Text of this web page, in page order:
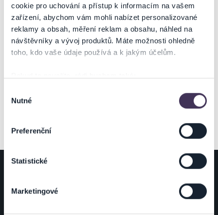
cookie pro uchování a přístup k informacím na vašem
zařízení, abychom vám mohli nabízet personalizované
reklamy a obsah, měření reklam a obsahu, náhled na
návštěvníky a vývoj produktů. Máte možnosti ohledně
toho, kdo vaše údaje používá a k jakým účelům.
které mohou být přesné na několik metrů
skenování pro konkrétní charakteristiky (otisk prstu)
Zjistěte více o tom, jak zpracováváme vaše osobní
Svůj souhlas můžete kdykoliv změnit nebo odvolat v
Na těchto stránkách využíváme soubory cookies a další
souhlasu
Nutné
Preferenční
Statistické
Marketingové
NA MAPĚ
Informace pro nové pořadatele